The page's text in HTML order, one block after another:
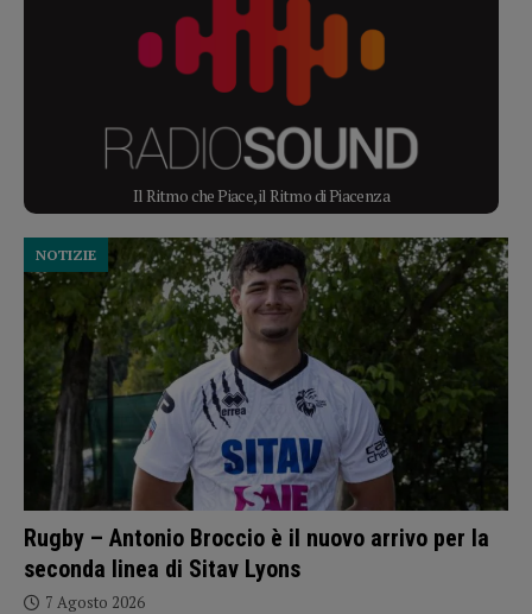
Il Ritmo che Piace, il Ritmo di Piacenza
Rugby – Antonio Broccio è il nuovo arrivo per la
seconda linea di Sitav Lyons
NOTIZIE
7 Agosto 2026